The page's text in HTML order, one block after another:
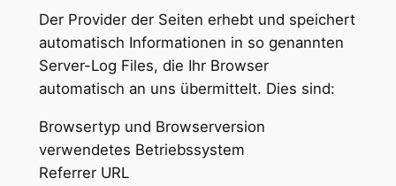
Der Provider der Seiten erhebt und speichert
automatisch Informationen in so genannten
Server-Log Files, die Ihr Browser
automatisch an uns übermittelt. Dies sind:
Browsertyp und Browserversion
verwendetes Betriebssystem
Referrer URL